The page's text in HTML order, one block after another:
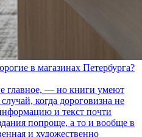
в магазинах Петербурга?
главное, — но книги умеют
когда дороговизна не
и текст почти
попроще, а то и вообще в
и художественно